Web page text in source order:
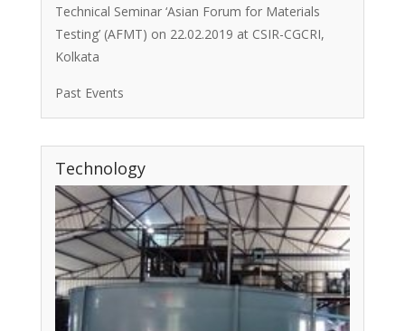
Technical Seminar ‘Asian Forum for Materials
Testing’ (AFMT) on 22.02.2019 at CSIR-CGCRI,
Kolkata
Past Events
Technology